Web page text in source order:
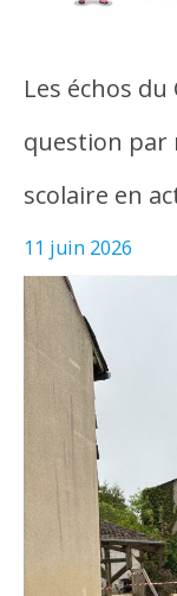
Les échos du
question par
scolaire en
11 juin 2026